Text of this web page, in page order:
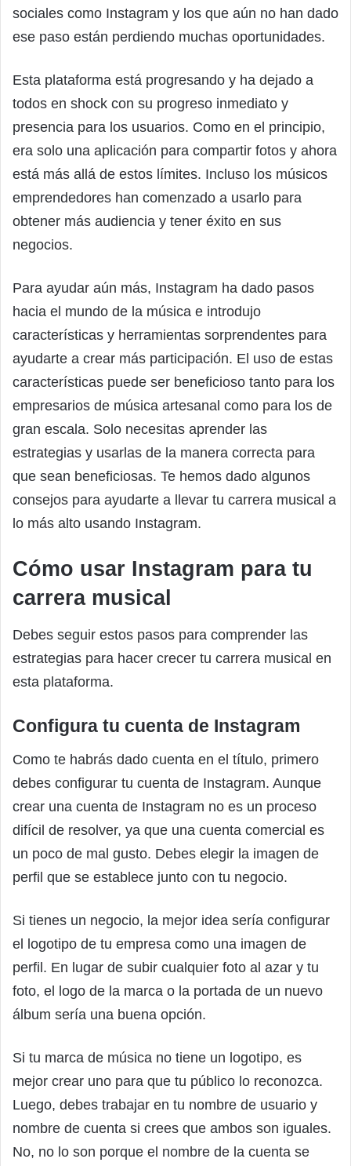
sociales como Instagram y los que aún no han dado
ese paso están perdiendo muchas oportunidades.
Esta plataforma está progresando y ha dejado a
todos en shock con su progreso inmediato y
presencia para los usuarios. Como en el principio,
era solo una aplicación para compartir fotos y ahora
está más allá de estos límites. Incluso los músicos
emprendedores han comenzado a usarlo para
obtener más audiencia y tener éxito en sus
negocios.
Para ayudar aún más, Instagram ha dado pasos
hacia el mundo de la música e introdujo
características y herramientas sorprendentes para
ayudarte a crear más participación. El uso de estas
características puede ser beneficioso tanto para los
empresarios de música artesanal como para los de
gran escala. Solo necesitas aprender las
estrategias y usarlas de la manera correcta para
que sean beneficiosas. Te hemos dado algunos
consejos para ayudarte a llevar tu carrera musical a
lo más alto usando Instagram.
Cómo usar Instagram para tu
carrera musical
Debes seguir estos pasos para comprender las
estrategias para hacer crecer tu carrera musical en
esta plataforma.
Configura tu cuenta de Instagram
Como te habrás dado cuenta en el título, primero
debes configurar tu cuenta de Instagram. Aunque
crear una cuenta de Instagram no es un proceso
difícil de resolver, ya que una cuenta comercial es
un poco de mal gusto. Debes elegir la imagen de
perfil que se establece junto con tu negocio.
Si tienes un negocio, la mejor idea sería configurar
el logotipo de tu empresa como una imagen de
perfil. En lugar de subir cualquier foto al azar y tu
foto, el logo de la marca o la portada de un nuevo
álbum sería una buena opción.
Si tu marca de música no tiene un logotipo, es
mejor crear uno para que tu público lo reconozca.
Luego, debes trabajar en tu nombre de usuario y
nombre de cuenta si crees que ambos son iguales.
No, no lo son porque el nombre de la cuenta se